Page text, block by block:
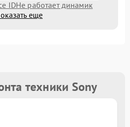
IDНе работает динамик
еще
техники Sony